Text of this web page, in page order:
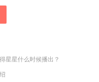
星星什么时候播出？